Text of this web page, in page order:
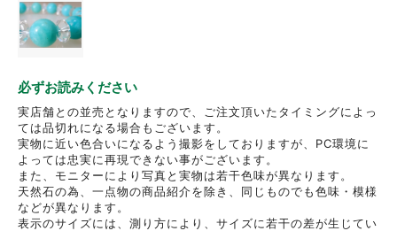
必ずお読みください
実店舗との並売となりますので、ご注文頂いたタイミングによっ
ては品切れになる場合もございます。
実物に近い色合いになるよう撮影をしておりますが、PC環境に
よっては忠実に再現できない事がございます。
また、モニターにより写真と実物は若干色味が異なります。
天然石の為、一点物の商品紹介を除き、同じものでも色味・模様
などが異なります。
表示のサイズには、測り方により、サイズに若干の差が生じてい